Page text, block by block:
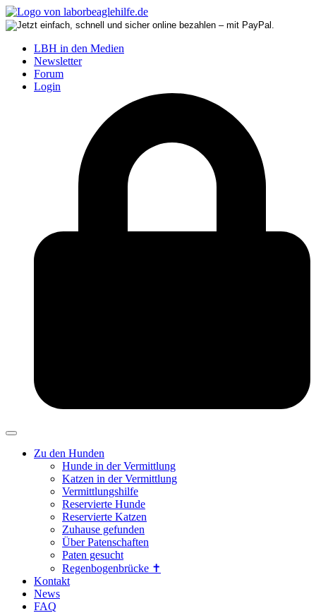
LBH in den Medien
Newsletter
Forum
Login
Zu den Hunden
Hunde in der Vermittlung
Katzen in der Vermittlung
Vermittlungshilfe
Reservierte Hunde
Reservierte Katzen
Zuhause gefunden
Über Patenschaften
Paten gesucht
Regenbogenbrücke ✝
Kontakt
News
FAQ